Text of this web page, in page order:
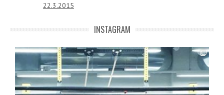
22.3.2015
INSTAGRAM